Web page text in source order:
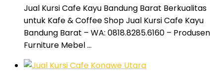
Jual Kursi Cafe Kayu Bandung Barat Berkualitas
untuk Kafe & Coffee Shop Jual Kursi Cafe Kayu
Bandung Barat – WA: 0818.8285.6160 – Produsen
Furniture Mebel …